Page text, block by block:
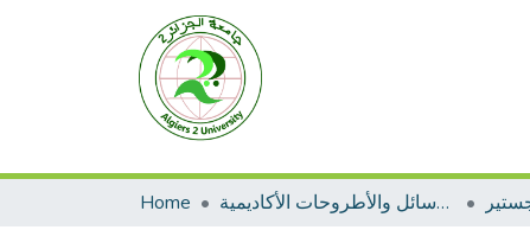
Home الرسائل والأطروحات الأكاديمية